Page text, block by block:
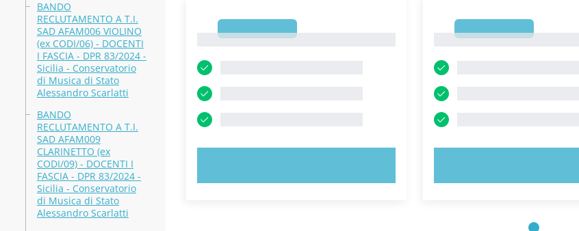
BANDO
RECLUTAMENTO A T.I.
SAD AFAM006 VIOLINO
(ex CODI/06) - DOCENTI
I FASCIA - DPR 83/2024 -
Sicilia - Conservatorio
di Musica di Stato
Alessandro Scarlatti
BANDO
RECLUTAMENTO A T.I.
SAD AFAM009
CLARINETTO (ex
CODI/09) - DOCENTI I
FASCIA - DPR 83/2024 -
Sicilia - Conservatorio
di Musica di Stato
Alessandro Scarlatti